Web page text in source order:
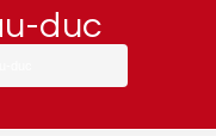
duc